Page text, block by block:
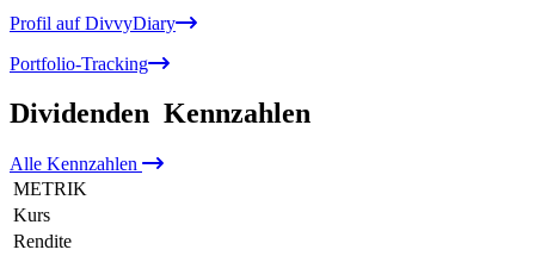
Profil auf DivvyDiary
Portfolio-Tracking
Dividenden Kennzahlen
Alle Kennzahlen
METRIK
Kurs
Rendite